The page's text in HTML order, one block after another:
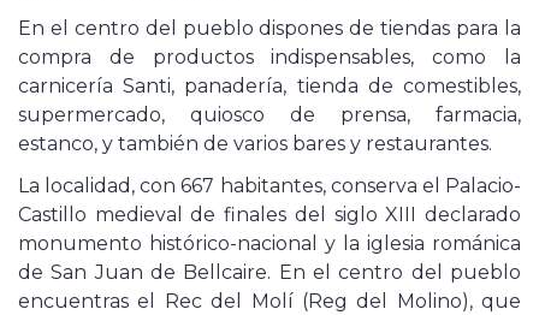
En el centro del pueblo dispones de tiendas para la
compra de productos indispensables, como la
carnicería Santi, panadería, tienda de comestibles,
supermercado, quiosco de prensa, farmacia,
estanco, y también de varios bares y restaurantes.
La localidad, con 667 habitantes, conserva el Palacio-
Castillo medieval de finales del siglo XIII declarado
monumento histórico-nacional y la iglesia románica
de San Juan de Bellcaire. En el centro del pueblo
encuentras el Rec del Molí (Reg del Molino), que